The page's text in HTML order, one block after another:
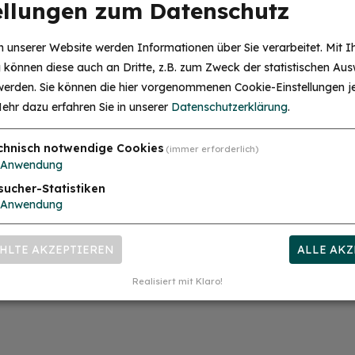
Speiselokal "Grüner Baum"
Friedrichstr. 2
91757 Treuchtlingen
zum Datenschutz
unserer Website werden Informationen über Sie verarbeitet. Mit
können diese auch an Dritte, z.B. zum Zweck der statistischen
Sie können die hier vorgenommenen Cookie-Einstellungen
dazu erfahren Sie in unserer Datenschutzerklärung.
notwendige Cookies (immer erforderlich)
Anwendung
Statistiken
Anwendung
AKZEPTIEREN ALLE
Realisiert mit Klaro!